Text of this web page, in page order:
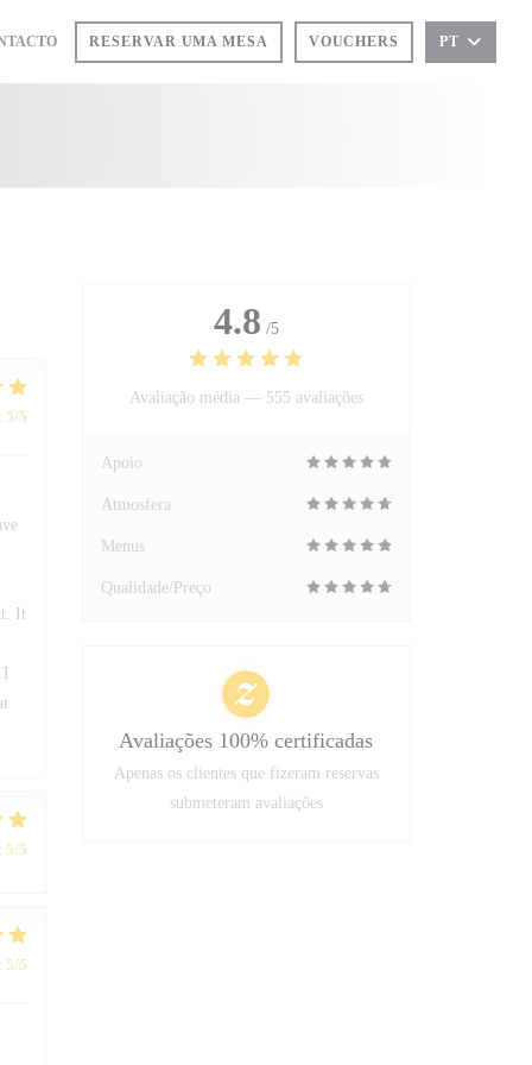
RESERVAR UMA MESA VOUCHERS PT
: 5/5
It
: 5/5
: 5/5
4.8 /5
Avaliação média — 555 avaliações
Apoio
Atmosfera
Menus
Qualidade/Preço
Avaliações 100% certificadas
Apenas os clientes que fizeram reservas
submeteram avaliações